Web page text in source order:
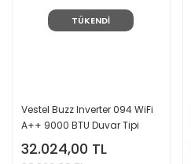
TÜKENDİ
Vestel Buzz Inverter 094 WiFi
A++ 9000 BTU Duvar Tipi
Klima
32.024,00 TL